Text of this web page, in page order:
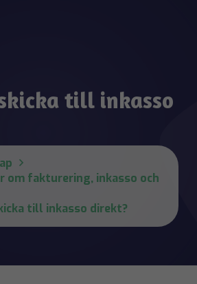
till inkasso
om fakturering, inkasso och
till inkasso direkt?